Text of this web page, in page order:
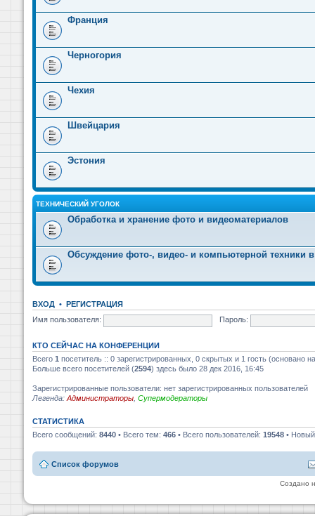
Франция
Черногория
Чехия
Швейцария
Эстония
ТЕХНИЧЕСКИЙ УГОЛОК
Обработка и хранение фото и видеоматериалов
Обсуждение фото-, видео- и компьютерной техники в
ВХОД • РЕГИСТРАЦИЯ
Имя пользователя:
Пароль:
КТО СЕЙЧАС НА КОНФЕРЕНЦИИ
Всего 1 посетитель :: 0 зарегистрированных, 0 скрытых и 1 гость (основано
Больше всего посетителей (2594) здесь было 28 дек 2016, 16:45
Зарегистрированные пользователи: нет зарегистрированных пользователей
Легенда: Администраторы Супермодераторы
СТАТИСТИКА
Всего сообщений: 8440 • Всего тем: 466 • Всего пользователей: 19548 •
Список форумов
Создано